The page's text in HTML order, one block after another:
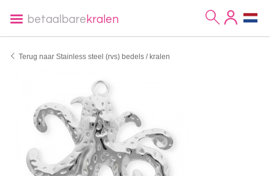
betaalbare kralen
Terug naar Stainless steel (rvs) bedels / kralen